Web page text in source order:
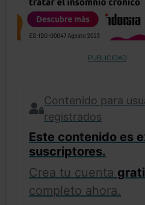
PUBLICIDAD
Contenido para
registrados
Este contenido es
suscriptores.
Crea tu cuenta
completo ahora.